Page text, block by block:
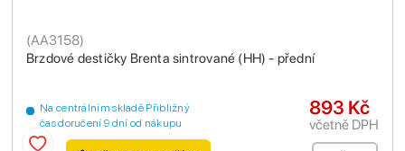
Brzdové destičky Brenta sintrované (HH) - přední
(AA3158)
Na centrálním skladě Přibližný
čas doručení 9 dní od nákupu
893 Kč
včetně DPH